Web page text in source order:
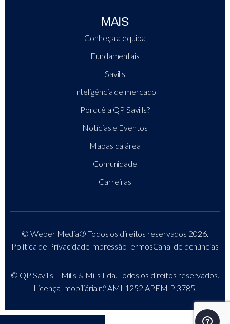
MAIS
Conheça a equipa
Fundamentais
Savills
Inteligência de mercado
Porquê a QP Savills?
Notícias e Eventos
Mapas da área
Comunidade
Carreiras
© Weber Media® Todos os direitos reservados 2026.
Política de PrivacidadeImpressãoTermosCanal de denúncias
© QP Savills – Mills & Mills Lda. Todos os direitos reservados.
Licença Imobiliária n.º AMI-1252 APEMIP 3785.